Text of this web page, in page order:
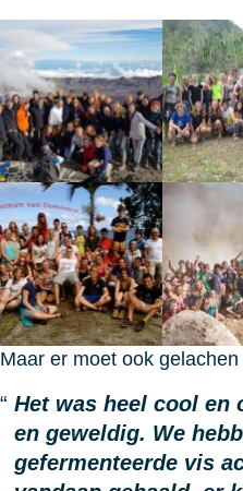
Maar er moet ook
Het was heel cool en
en geweldig. We
gefermenteerde vis